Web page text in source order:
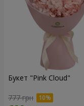
Букет "Pink Cloud"
777 грн